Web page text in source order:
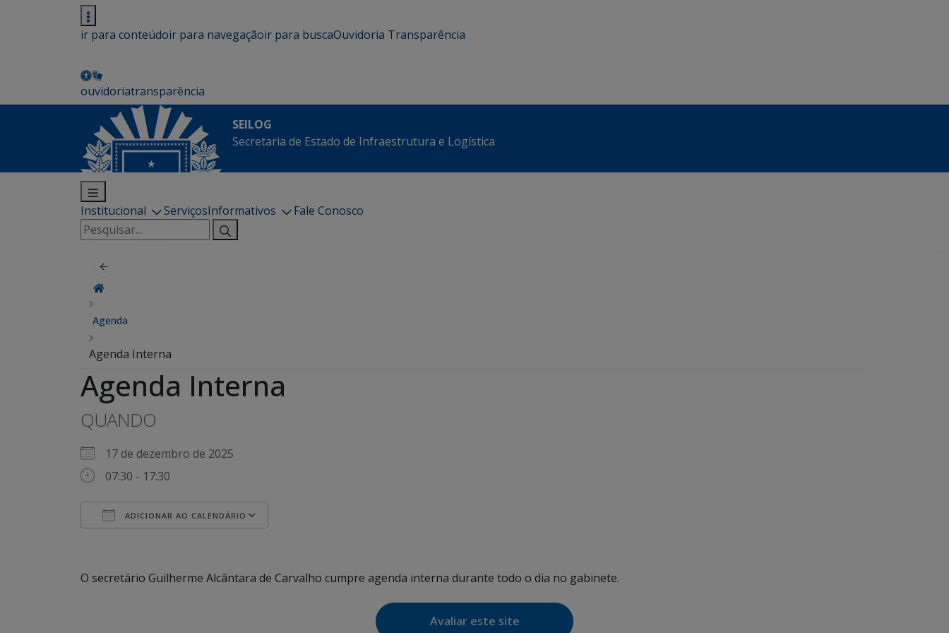
ir para conteúdoir para navegaçãoir para buscaOuvidoria Transparência
ouvidoriatransparência
SEILOG
Secretaria de Estado de Infraestrutura e Logística
Institucional ServiçosInformativos
Fale Conosco
Pesquisar
por:
Agenda
Agenda Interna
Agenda Interna
QUANDO
17 de dezembro de 2025
07:30 - 17:30
ADICIONAR AO CALENDÁRIO
O secretário Guilherme Alcântara de Carvalho cumpre agenda interna durante todo o dia no gabinete.
Avaliar este site